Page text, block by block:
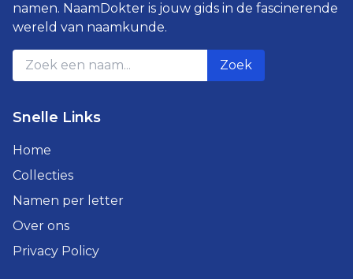
namen. NaamDokter is jouw gids in de fascinerende
wereld van naamkunde.
Zoek
Snelle Links
Home
Collecties
Namen per letter
Over ons
Privacy Policy